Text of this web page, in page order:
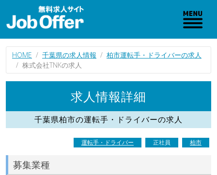
HOME 千葉県の求人情報
柏市運転手・ドライバーの求人
株式会社TNKの求人
求人情報詳細
千葉県柏市の運転手・ドライバーの求人
運転手・ドライバー 正社員 柏市
募集業種